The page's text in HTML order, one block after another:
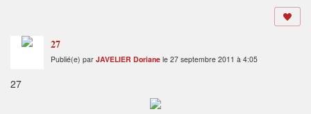
27
Publié(e) par JAVELIER Doriane le 27 septembre 2011 à 4:05
27